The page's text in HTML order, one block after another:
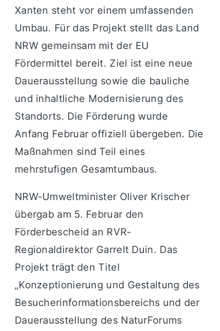
Xanten steht vor einem umfassenden
Umbau. Für das Projekt stellt das Land
NRW gemeinsam mit der EU
Fördermittel bereit. Ziel ist eine neue
Dauerausstellung sowie die bauliche
und inhaltliche Modernisierung des
Standorts. Die Förderung wurde
Anfang Februar offiziell übergeben. Die
Maßnahmen sind Teil eines
mehrstufigen Gesamtumbaus.
NRW-Umweltminister Oliver Krischer
übergab am 5. Februar den
Förderbescheid an RVR-
Regionaldirektor Garrelt Duin. Das
Projekt trägt den Titel
„Konzeptionierung und Gestaltung des
Besucherinformationsbereichs und der
Dauerausstellung des NaturForums